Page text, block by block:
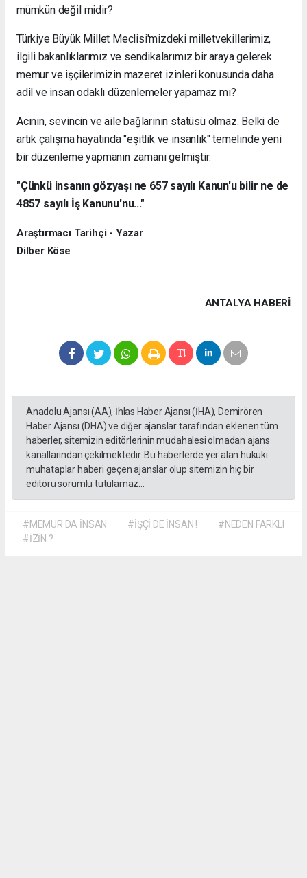
mümkün değil midir?
Türkiye Büyük Millet Meclisi'mizdeki milletvekillerimiz,
ilgili bakanlıklarımız ve sendikalarımız bir araya gelerek
memur ve işçilerimizin mazeret izinleri konusunda daha
adil ve insan odaklı düzenlemeler yapamaz mı?
Acının, sevincin ve aile bağlarının statüsü olmaz. Belki de
artık çalışma hayatında "eşitlik ve insanlık" temelinde yeni
bir düzenleme yapmanın zamanı gelmiştir.
"Çünkü insanın gözyaşı ne 657 sayılı Kanun'u bilir ne de
4857 sayılı İş Kanunu'nu..."
Araştırmacı Tarihçi - Yazar
Dilber Köse
ANTALYA HABERİ
Anadolu Ajansı (AA), İhlas Haber Ajansı (İHA), Demirören
Haber Ajansı (DHA) ve diğer ajanslar tarafından eklenen tüm
haberler, sitemizin editörlerinin müdahalesi olmadan ajans
kanallarından çekilmektedir. Bu haberlerde yer alan hukuki
muhataplar haberi geçen ajanslar olup sitemizin hiç bir
editörü sorumlu tutulamaz...
#MEMUR DA İNSAN #İŞÇİ DE İNSAN !
#NEDEN FARKLI
#İZİN ?